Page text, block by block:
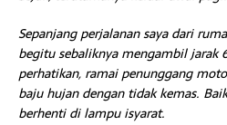
Sepanjang perjalanan saya dari
begitu sebaliknya mengambil jarak
perhatikan, ramai penunggang
baju hujan dengan tidak kemas.
berhenti di lampu isyarat.